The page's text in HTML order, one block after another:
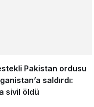
Pakistan ordusu
saldırdı:
sivil öldü